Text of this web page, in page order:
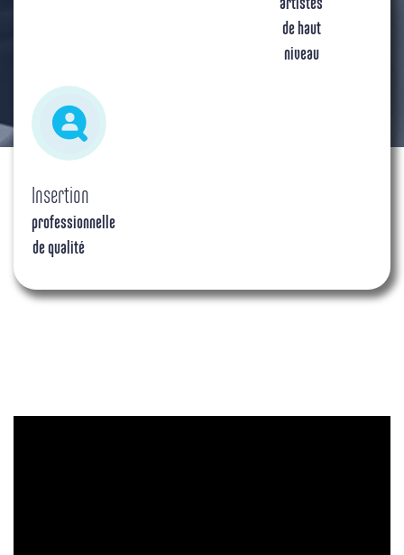
artistes
de haut
niveau
Insertion
professionnelle
de qualité